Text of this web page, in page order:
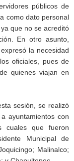
públicos de
como dato personal
que no se acreditó
En otro asunto,
la necesidad
oficiales, pues de
quienes viajan en
sesión, se realizó
ayuntamientos con
cuales que fueron
Municipal de
Malinalco;